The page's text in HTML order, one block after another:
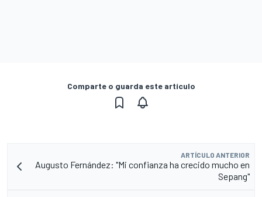
Comparte o guarda este artículo
ARTÍCULO ANTERIOR
Augusto Fernández: "Mi confianza ha crecido mucho en
Sepang"